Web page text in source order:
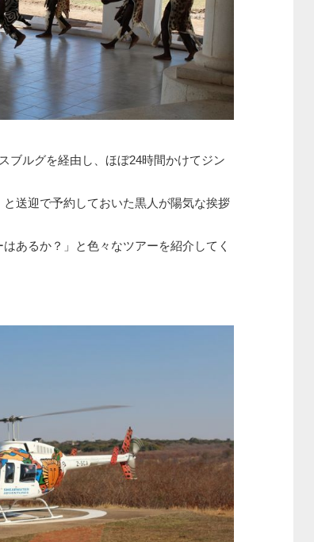
ブルグを経由し、ほぼ24時間かけてジン
と送迎で予約しておいた黒人が陽気な挨拶
あるか？」と色々なツアーを紹介してく